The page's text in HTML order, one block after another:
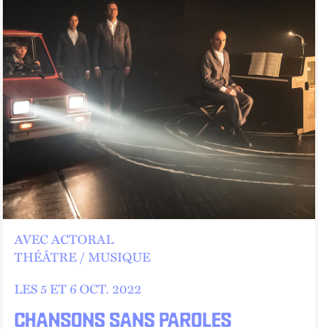
CHANSONS SANS PAROLES
AVEC ACTORAL
THÉÂTRE
MUSIQUE
LES 5 ET6OCT. 2022